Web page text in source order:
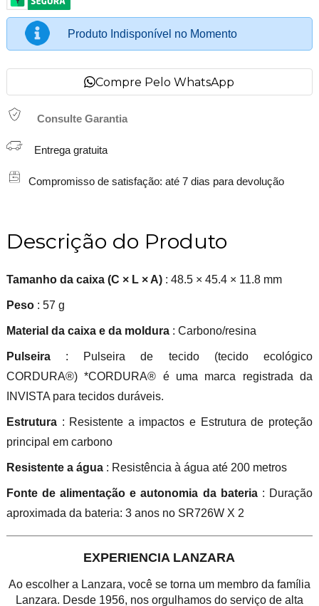
Produto Indisponível no Momento
Compre Pelo WhatsApp
Consulte Garantia
Entrega gratuita
Compromisso de satisfação: até 7 dias para devolução
Descrição do Produto
Tamanho da caixa (C × L × A): 48.5 × 45.4 × 11.8 mm
Peso: 57 g
Material da caixa e da moldura: Carbono/resina
Pulseira: Pulseira de tecido (tecido ecológico
CORDURA®) *CORDURA® é uma marca registrada da
INVISTA para tecidos duráveis.
Estrutura: Resistente a impactos e Estrutura de proteção
principal em carbono
Resistente a água: Resistência à água até 200 metros
Fonte de alimentação e autonomia da bateria: Duração
aproximada da bateria: 3 anos no SR726W X 2
EXPERIENCIA LANZARA
Ao escolher a Lanzara, você se torna um membro da família
Lanzara. Desde 1956, nos orgulhamos do serviço de alta